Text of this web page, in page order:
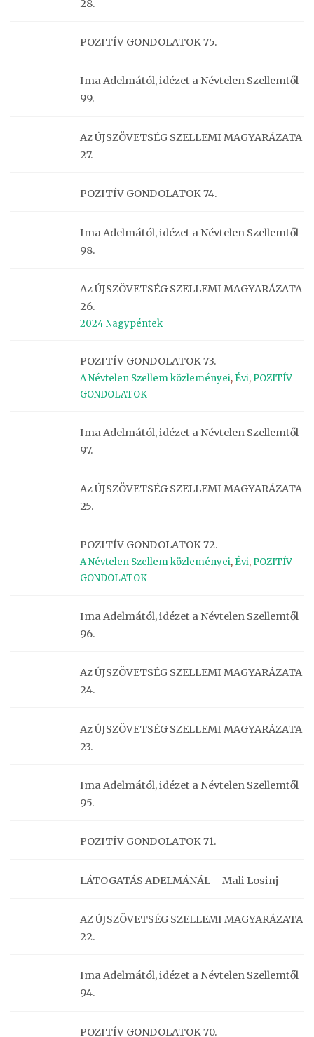
28.
POZITÍV GONDOLATOK 75.
Ima Adelmától, idézet a Névtelen Szellemtől
99.
Az ÚJSZÖVETSÉG SZELLEMI MAGYARÁZATA
27.
POZITÍV GONDOLATOK 74.
Ima Adelmától, idézet a Névtelen Szellemtől
98.
Az ÚJSZÖVETSÉG SZELLEMI MAGYARÁZATA
26.
2024 Nagypéntek
POZITÍV GONDOLATOK 73.
A Névtelen Szellem közleményei, Évi, POZITÍV
GONDOLATOK
Ima Adelmától, idézet a Névtelen Szellemtől
97.
Az ÚJSZÖVETSÉG SZELLEMI MAGYARÁZATA
25.
POZITÍV GONDOLATOK 72.
A Névtelen Szellem közleményei, Évi, POZITÍV
GONDOLATOK
Ima Adelmától, idézet a Névtelen Szellemtől
96.
Az ÚJSZÖVETSÉG SZELLEMI MAGYARÁZATA
24.
Az ÚJSZÖVETSÉG SZELLEMI MAGYARÁZATA
23.
Ima Adelmától, idézet a Névtelen Szellemtől
95.
POZITÍV GONDOLATOK 71.
LÁTOGATÁS ADELMÁNÁL – Mali Losinj
AZ ÚJSZÖVETSÉG SZELLEMI MAGYARÁZATA
22.
Ima Adelmától, idézet a Névtelen Szellemtől
94.
POZITÍV GONDOLATOK 70.